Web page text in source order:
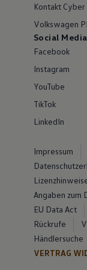
Kontakt
Volkswagen
Social Media
Facebook
Instagram
YouTube
TikTok
LinkedIn
Impressum
Angaben zum
EU Data Act
Rückrufe
Händlersuche
VERTRAG